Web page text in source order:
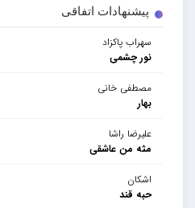
پیشنهادات اتفاقی
سهراب پاکزاد
نور چشمی
مصطفی خانی
بهار
علیرضا راشا
مثه من عاشقی
اشکان
حبه قند